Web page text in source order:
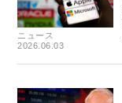
ニュース
2026.06.03